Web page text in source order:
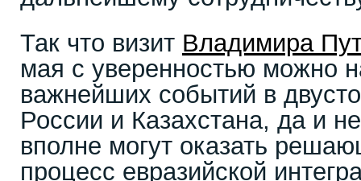
Так что визит Владимира
мая с уверенностью можно
важнейших событий в
России и Казахстана, да и
вполне могут оказать
процесс евразийской